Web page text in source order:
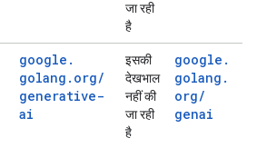
जा रही
है
google .
golang . org/
generative-
ai
इसकी
देखभाल
नहीं की
जा रही
है
google .
golang .
org/
genai